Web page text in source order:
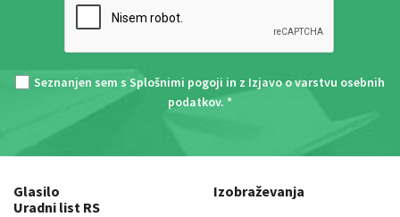
Seznanjen sem s Splošnimi pogoji in z Izjavo o varstvu osebnih
podatkov. *
Glasilo
Uradni list RS
Izobraževanja